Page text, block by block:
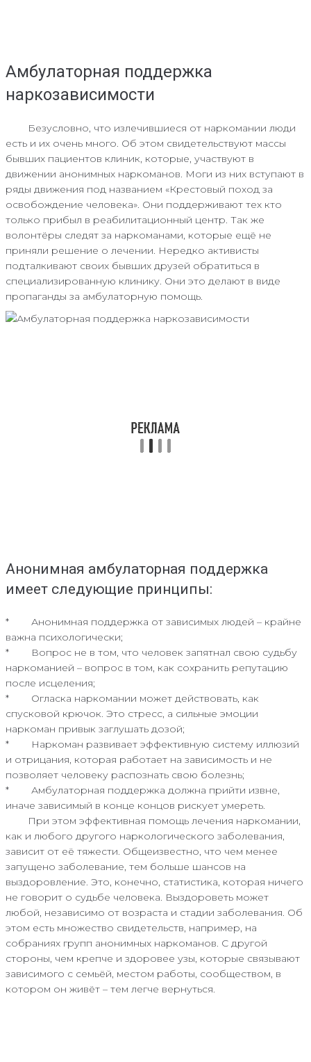
Амбулаторная поддержка
наркозависимости
Безусловно, что излечившиеся от наркомании люди
есть и их очень много. Об этом свидетельствуют массы
бывших пациентов клиник, которые, участвуют в
движении анонимных наркоманов. Моги из них вступают в
ряды движения под названием «Крестовый поход за
освобождение человека». Они поддерживают тех кто
только прибыл в реабилитационный центр. Так же
волонтёры следят за наркоманами, которые ещё не
приняли решение о лечении. Нередко активисты
подталкивают своих бывших друзей обратиться в
специализированную клинику. Они это делают в виде
пропаганды за амбулаторную помощь.
Анонимная амбулаторная поддержка
имеет следующие принципы:
* Анонимная поддержка от зависимых людей – крайне
важна психологически;
* Вопрос не в том, что человек запятнал свою судьбу
наркоманией – вопрос в том, как сохранить репутацию
после исцеления;
* Огласка наркомании может действовать, как
спусковой крючок. Это стресс, а сильные эмоции
наркоман привык заглушать дозой;
* Наркоман развивает эффективную систему иллюзий
и отрицания, которая работает на зависимость и не
позволяет человеку распознать свою болезнь;
* Амбулаторная поддержка должна прийти извне,
иначе зависимый в конце концов рискует умереть.
При этом эффективная помощь лечения наркомании,
как и любого другого наркологического заболевания,
зависит от её тяжести. Общеизвестно, что чем менее
запущено заболевание, тем больше шансов на
выздоровление. Это, конечно, статистика, которая ничего
не говорит о судьбе человека. Выздороветь может
любой, независимо от возраста и стадии заболевания. Об
этом есть множество свидетельств, например, на
собраниях групп анонимных наркоманов. С другой
стороны, чем крепче и здоровее узы, которые связывают
зависимого с семьёй, местом работы, сообществом, в
котором он живёт – тем легче вернуться.